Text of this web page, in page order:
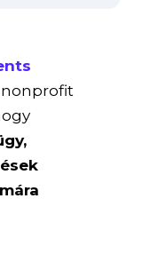
nonprofit